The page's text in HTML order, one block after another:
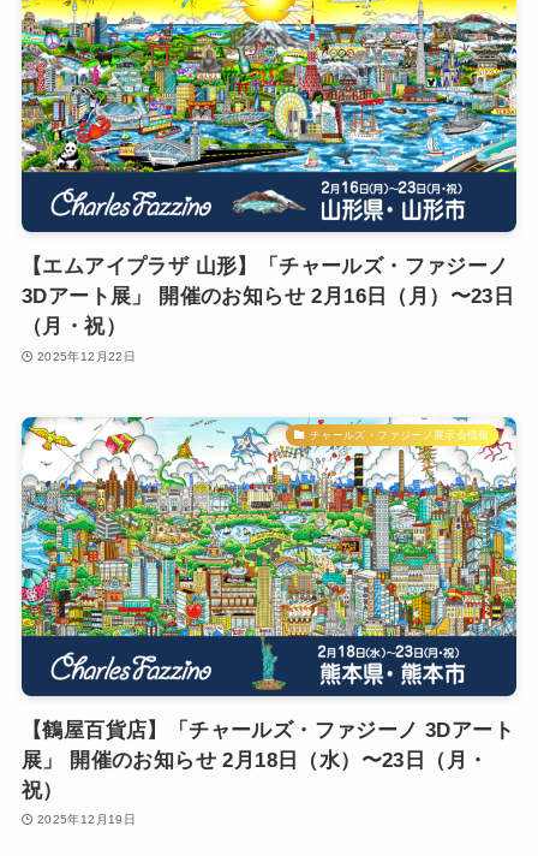
【エムアイプラザ 山形】「チャールズ・ファジーノ
3Dアート展」 開催のお知らせ 2月16日（月）〜23日
（月・祝）
2025年12月22日
チャールズ・ファジーノ展示会情報
【鶴屋百貨店】「チャールズ・ファジーノ 3Dアート
展」 開催のお知らせ 2月18日（水）〜23日（月・
祝）
2025年12月19日